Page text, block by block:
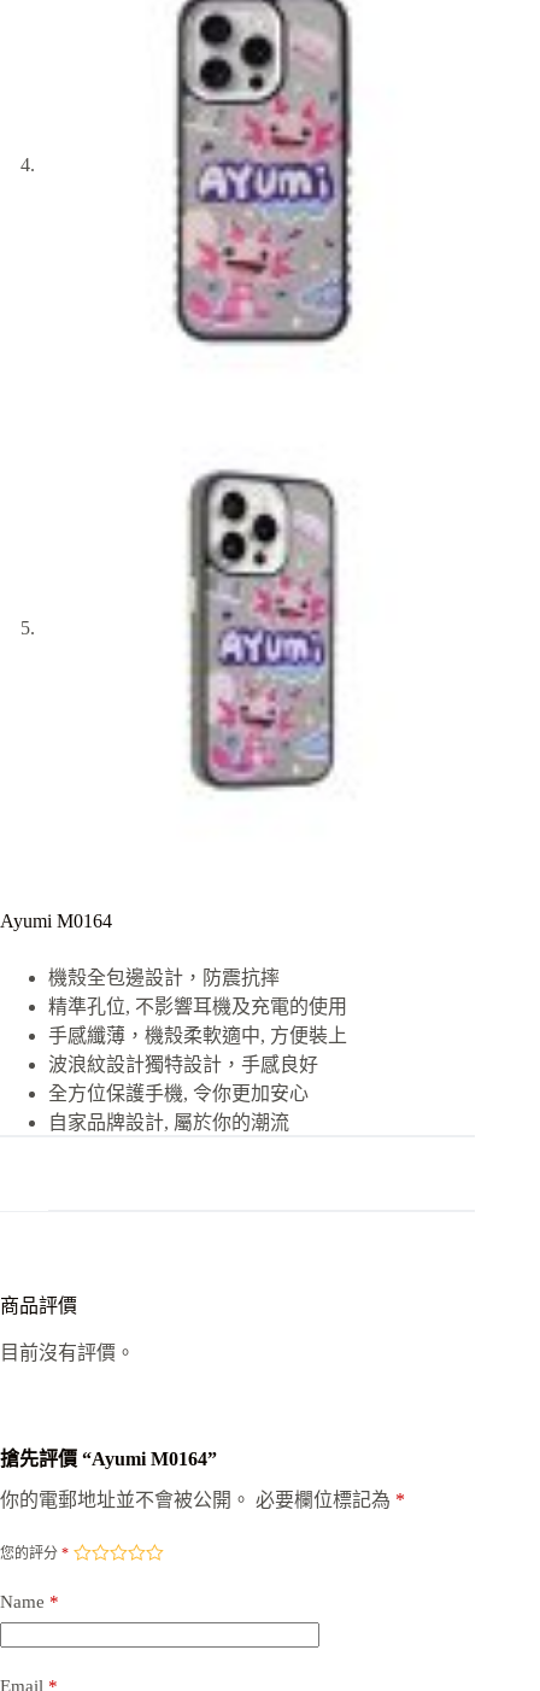
Ayumi M0164
機殼全包邊設計，防震抗摔
精準孔位, 不影響耳機及充電的使用
手感纖薄，機殼柔軟適中, 方便裝上
波浪紋設計獨特設計，手感良好
全方位保護手機, 令你更加安心
自家品牌設計, 屬於你的潮流
商品評價
目前沒有評價。
搶先評價 “Ayumi M0164”
你的電郵地址並不會被公開。 必要欄位標記為 *
您的評分 *
Name *
Email *